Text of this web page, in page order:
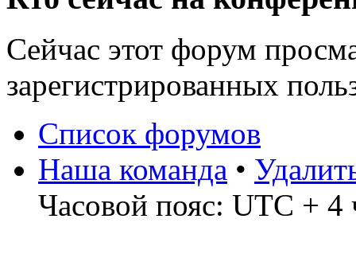
Сейчас этот форум
зарегистрированных
Список форумов
Наша команда •
Часовой пояс: UTC + 4